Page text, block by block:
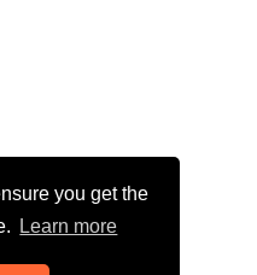
you get the
Learn more